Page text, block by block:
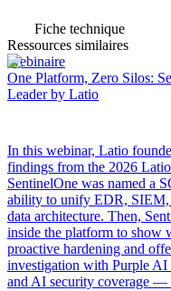
Fiche technique
Ressources similaires
Webinaire
One Platform, Zero Silos:
Leader by Latio
In this webinar, Latio
findings from the 2026
SentinelOne was named a
ability to unify EDR, SIEM,
data architecture. Then,
inside the platform to show
proactive hardening and
investigation with Purple AI
and AI security coverage —